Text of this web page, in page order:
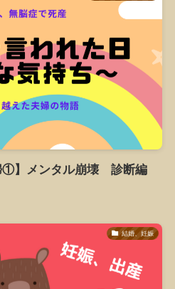
①】メンタル崩壊 診断編
結婚、妊娠